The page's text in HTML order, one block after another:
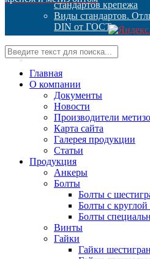
стандартов крепежа
Виды стандартов.
DIN от ГОСТ
Контакты
Главная
О компании
Документы
Новости
Производители
Карта сайта
Галерея продукции
Статьи
Продукция
Анкеры
Болты
Болты с
Болты с круглой
Болты
Винты
Гайки
Гайки